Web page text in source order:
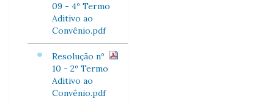
09 - 4º Termo
Aditivo ao
Convênio.pdf
Resolução nº
10 - 2º Termo
Aditivo ao
Convênio.pdf